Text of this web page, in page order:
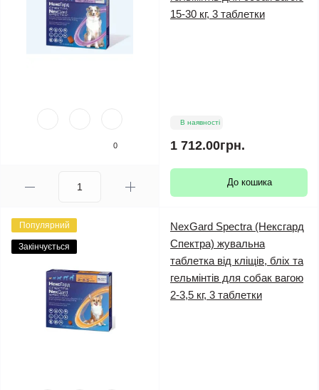
0
15-30 кг, 3 таблетки
В наявності
1 712.00грн.
До кошика
Популярний
Закінчується
NexGard Spectra (Нексгард
Спектра) жувальна
таблетка від кліщів, бліх та
гельмінтів для собак вагою
2-3,5 кг, 3 таблетки